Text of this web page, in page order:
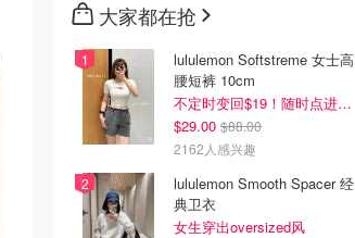
大家都在抢
lululemon Softstreme 女士高
腰短裤 10cm
不定时变回$19！随时点进来看
$29.00 $88.00
2162人感兴趣
lululemon Smooth Spacer 经
典卫衣
女生穿出oversized风